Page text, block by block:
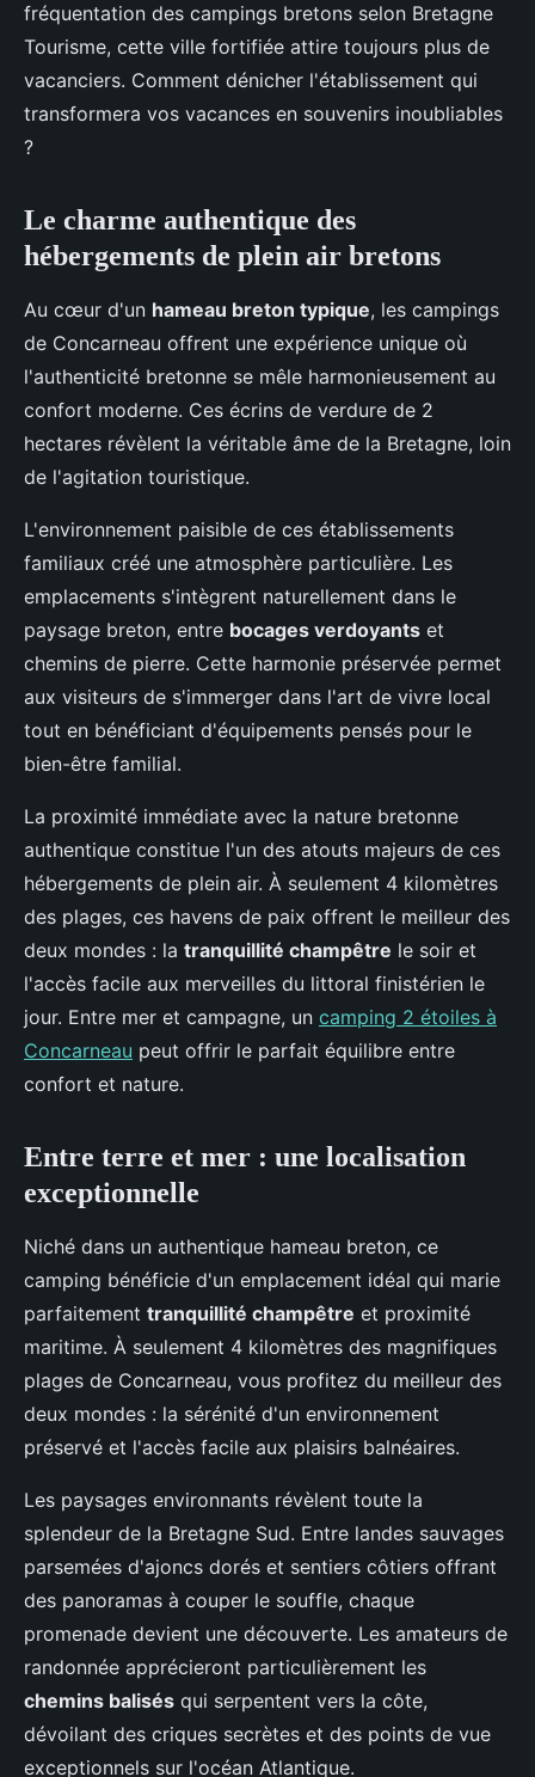
fréquentation des campings bretons selon Bretagne
Tourisme, cette ville fortifiée attire toujours plus de
vacanciers. Comment dénicher l'établissement qui
transformera vos vacances en souvenirs inoubliables
?
Le charme authentique des
hébergements de plein air bretons
Au cœur d'un hameau breton typique, les campings
de Concarneau offrent une expérience unique où
l'authenticité bretonne se mêle harmonieusement au
confort moderne. Ces écrins de verdure de 2
hectares révèlent la véritable âme de la Bretagne, loin
de l'agitation touristique.
L'environnement paisible de ces établissements
familiaux créé une atmosphère particulière. Les
emplacements s'intègrent naturellement dans le
paysage breton, entre bocages verdoyants et
chemins de pierre. Cette harmonie préservée permet
aux visiteurs de s'immerger dans l'art de vivre local
tout en bénéficiant d'équipements pensés pour le
bien-être familial.
La proximité immédiate avec la nature bretonne
authentique constitue l'un des atouts majeurs de ces
hébergements de plein air. À seulement 4 kilomètres
des plages, ces havens de paix offrent le meilleur des
deux mondes : la tranquillité champêtre le soir et
l'accès facile aux merveilles du littoral finistérien le
jour. Entre mer et campagne, un camping 2 étoiles à
Concarneau peut offrir le parfait équilibre entre
confort et nature.
Entre terre et mer : une localisation
exceptionnelle
Niché dans un authentique hameau breton, ce
camping bénéficie d'un emplacement idéal qui marie
parfaitement tranquillité champêtre et proximité
maritime. À seulement 4 kilomètres des magnifiques
plages de Concarneau, vous profitez du meilleur des
deux mondes : la sérénité d'un environnement
préservé et l'accès facile aux plaisirs balnéaires.
Les paysages environnants révèlent toute la
splendeur de la Bretagne Sud. Entre landes sauvages
parsemées d'ajoncs dorés et sentiers côtiers offrant
des panoramas à couper le souffle, chaque
promenade devient une découverte. Les amateurs de
randonnée apprécieront particulièrement les
chemins balisés qui serpentent vers la côte,
dévoilant des criques secrètes et des points de vue
exceptionnels sur l'océan Atlantique.